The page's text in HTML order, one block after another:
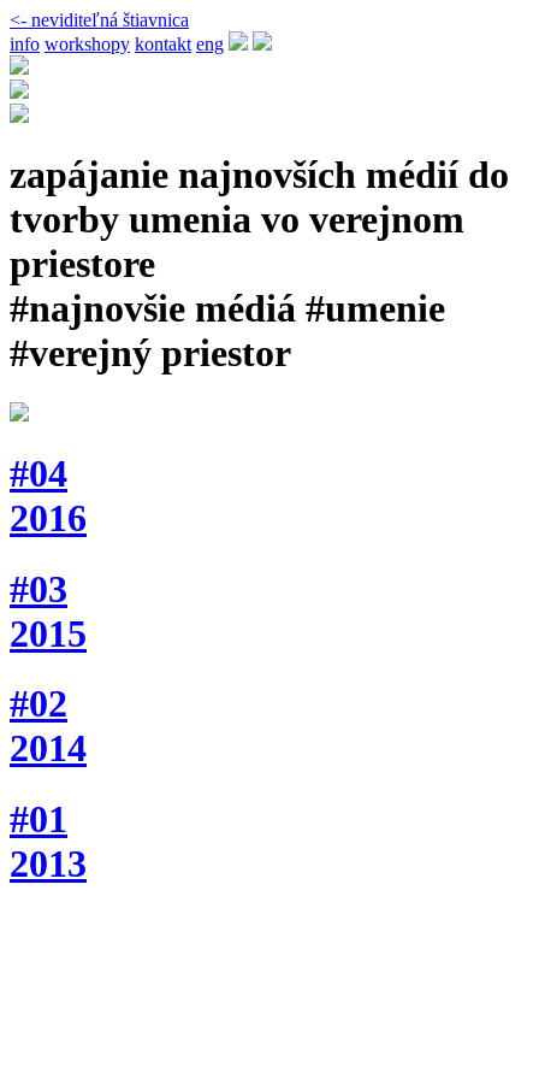
<- neviditeľná štiavnica
info workshopy kontakt eng
zapájanie najnovších médií do
tvorby umenia vo verejnom
priestore
#najnovšie médiá #umenie
#verejný priestor
#04
2016
#03
2015
#02
2014
#01
2013